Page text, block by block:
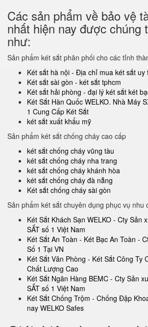
Các sản phẩm về bảo vệ
nhất hiện nay được chúng
như:
Sản phẩm két sắt phân phối cho các tỉnh
Két sắt hà nội - Địa chỉ mua két sắt uy
Két sắt sài gòn - két sắt tphcm
Két sắt hải phòng - đại lý két sắt két
Két Sắt Hàn Quốc WELKO. Nhà Máy
1 Cung Cấp Két Sắt
két sắt xuất khẩu mỹ
Sản phẩm két sắt chống cháy cao cấp
két sắt chống cháy vũng tàu
két sắt chống cháy nha trang
két sắt chống cháy khánh hòa
két sắt chống cháy đà nẵng
Két sắt chống cháy sài gòn
Sản phẩm két sắt chuyên dụng phục vụ nhu
Két Sắt Khách Sạn WELKO - Cty Sản
SẮT số 1 Việt Nam
Két Sắt An Toàn - Két Bạc An Toàn -
Số 1 Tại VN
Két Sắt Văn Phòng - Két Sắt Công Ty
Chất Lượng Cao
Két Sắt Ngân Hàng BEMC - Cty Sản
SẮT số 1 Việt Nam
Két Sắt Chống Trộm - Chống Đập
nay WELKO Safes